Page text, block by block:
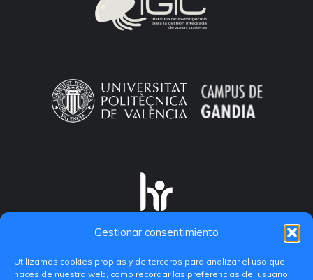
Gestionar consentimiento
Utilizamos cookies propias y de terceros para analizar el uso que
haces de nuestra web, como recordar las preferencias del usuario